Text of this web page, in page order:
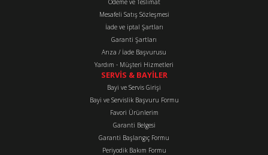
Ürün fiyatı diğer sitelerden daha pahalı.
Bu ürüne benzer farklı alternatifler olmalı.
Gönder
Ödeme ve Teslimat
Mesafeli Satış Sözleşmesi
İade ve iptal Şartları
Garanti Şartları
Arıza / İade Başvurusu
Yardım - Müşteri Hizmetleri
SERVİS & BAYİLER
Bayi ve Servis Girişi
Bayi ve Servislik Başvuru Formu
Favori Ürünlerim
Garanti Belgesi
Garanti Başlangıç Formu
Periyodik Bakım Formu